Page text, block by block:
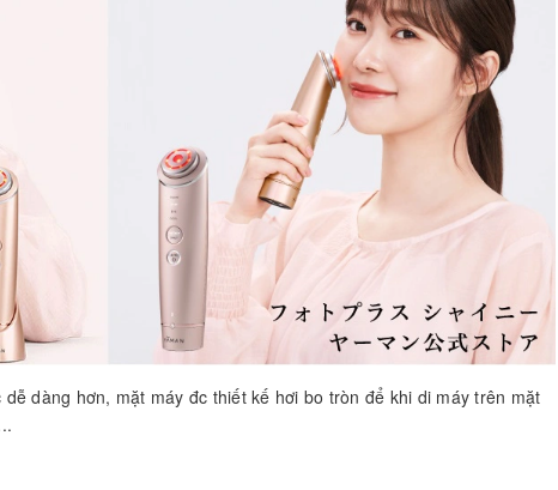
dàng hơn, mặt máy đc thiết kế hơi bo tròn để khi di máy trên mặt